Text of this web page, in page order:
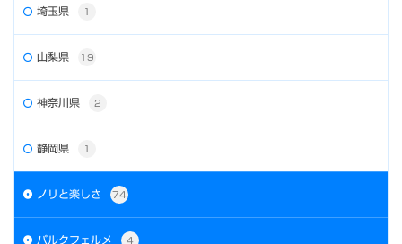
埼玉県 1
山梨県 19
神奈川県 2
静岡県 1
ノリと楽しさ 74
パルクフェルメ 4